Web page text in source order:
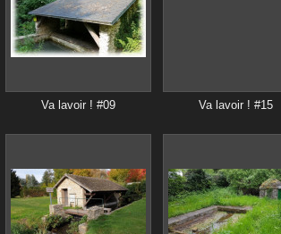
Va lavoir ! #09 Va lavoir ! #15